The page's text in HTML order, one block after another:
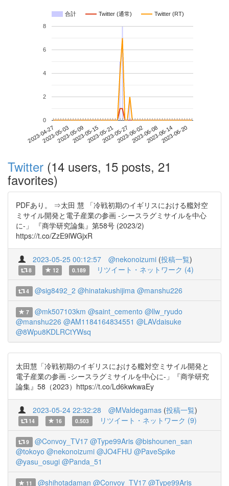
合計 Twitter (通常) Twitter (RT)
2023-04-272023-05-032023-05-092023-05-152023-05-212023-05-272023-06-022023-06-082023-06-142023-06-20
0
2
4
6
8
Twitter (14 users, 15 posts, 21
favorites)
PDFあり。 ⇒太田 慧 「冷戦初期のイギリスにおける艦対空
ミサイル開発と電子産業の参画 -シースラグミサイルを中心
に-」 『商学研究論集』第58号 (2023/2)
https://t.co/ZzE9lWGjxR
2023-05-25 00:12:57 @nekonoizumi (投稿一覧)
8 12 0.189 リツイート・ネットワーク (4)
4 @sig8492_2 @hinatakushijima @manshu226
7 @mk507103km @saint_cemento @llw_ryudo
@manshu226 @AM1184164834551 @LAVdaisuke
@8Wpu8KDLRCtYWsq
太田慧「冷戦初期のイギリスにおける艦対空ミサイル開発と
電子産業の参画 -シースラグミサイルを中心に-」『商学研究
論集』58（2023）https://t.co/Ld6kwkwaEy
2023-05-24 22:32:28 @MValdegamas (投稿一覧)
14 16 0.503 リツイート・ネットワーク (9)
9 @Convoy_TV17 @Type99Aris @bishounen_san
@tokoyo @nekonoizumi @JO4FHU @PaveSpike
@yasu_osugi @Panda_51
11 @shihotadaman @Convoy_TV17 @Type99Aris